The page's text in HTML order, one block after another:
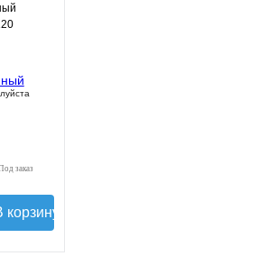
заказ
корзину